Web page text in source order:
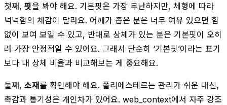
첫째, 핏을 봐야 해요. 기본핏은 가장 무난하지만, 체형에 따라
넉넉함의 체감이 달라요. 어깨가 좁은 분은 너무 여유 있으면 힘
없이 보여 보일 수 있고, 반대로 상체가 있는 분은 기본핏이 오히
려 가장 안정적일 수 있어요. 그래서 단순히 ‘기본핏’이라는 표기
보다 내 상체 비율과 비교해보는 게 중요해요.
둘째, 소재를 확인해야 해요. 폴리에스테르는 관리가 쉬운 대신,
촉감과 통기성은 개인차가 있어요. web_context에서 자주 강조